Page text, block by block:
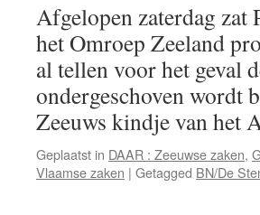
Afgelopen zaterdag zat
het Omroep Zeeland
al tellen voor het geval
ondergeschoven wordt
Zeeuws kindje van
Geplaatst in DAAR : Zeeuwse zaken,
Vlaamse zaken | Getagged BN/De